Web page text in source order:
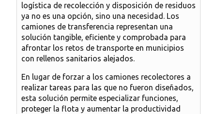
logística de recolección y disposición de residuos
ya no es una opción, sino una necesidad. Los
camiones de transferencia representan una
solución tangible, eficiente y comprobada para
afrontar los retos de transporte en municipios
con rellenos sanitarios alejados.
En lugar de forzar a los camiones recolectores a
realizar tareas para las que no fueron diseñados,
esta solución permite especializar funciones,
proteger la flota y aumentar la productividad